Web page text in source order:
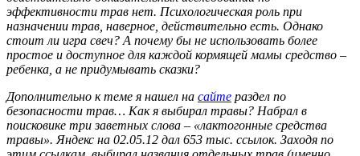
эффективности трав нет. Психологическая роль при
назначении трав, наверное, действительно есть. Однако
стоит ли игра свеч? А почему бы не использовать более
простое и доступное для каждой кормящей мамы средство –
ребенка, а не придумывать сказки?
Дополнительно к теме я нашел на сайте раздел по
безопасности трав… Как я выбирал травы? Набрал в
поисковике три заветных слова – «лактогонные средства
травы». Яндекс на 02.05.12 дал 653 тыс. ссылок. Заходя по